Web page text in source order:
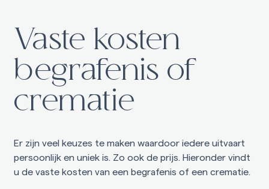
Vaste kosten
begrafenis of
crematie
Er zijn veel keuzes te maken waardoor iedere uitvaart
persoonlijk en uniek is. Zo ook de prijs. Hieronder vindt
u de vaste kosten van een begrafenis of een crematie.